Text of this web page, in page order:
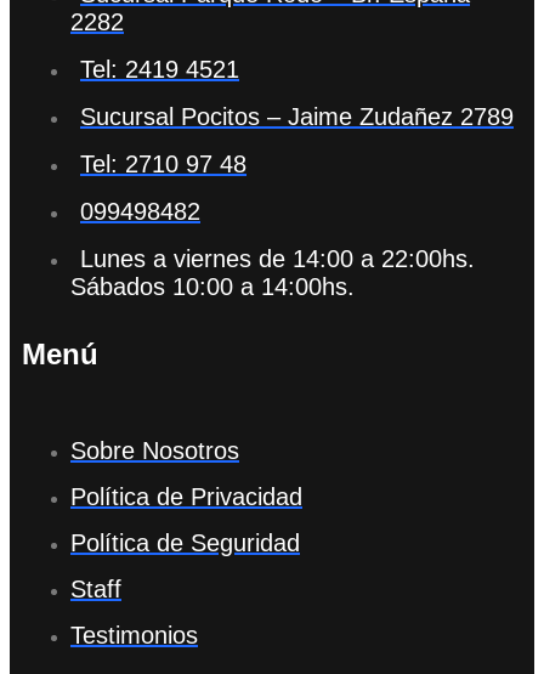
2282
Tel: 2419 4521
Sucursal Pocitos – Jaime Zudañez 2789
Tel: 2710 97 48
099498482
Lunes a viernes de 14:00 a 22:00hs.
Sábados 10:00 a 14:00hs.
Menú
Sobre Nosotros
Política de Privacidad
Política de Seguridad
Staff
Testimonios